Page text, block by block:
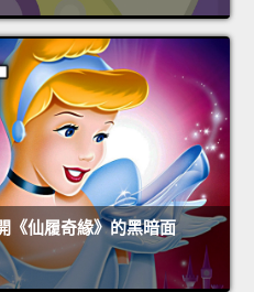
《仙履奇緣》的黑暗面